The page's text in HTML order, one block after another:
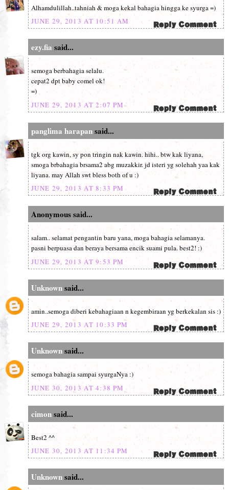
Alhamdulillah..tahniah & moga kekal bahagia hingga ke syurga =)
JUNE 29, 2013 AT 10:51 AM
ezy.fia said...
semoga berbahagia selalu.
cepat2 dpt baby comel ok!
=)
JUNE 29, 2013 AT 2:07 PM
panglima harapansaid...
tgk org kawin, sy pon tringin nak kawin. hihi.. btw kak liyana,
smoga brbahagia brsama2 abg muzakkir. jd isteri yg solehah yaa kak
liyana. may Allah swt bless both of u :)
JUNE 29, 2013 AT 8:33 PM
Anonymous said...
salam.. selamat pengantin baru yana, moga bahagia selamanya.
pasni berpuasa dan beraya bersama encik suami pula. best2! :)
JUNE 29, 2013 AT 9:53 PM
Unknownsaid...
amin..semoga diberi kebahagiaan n kegembiraan yg berkekalan sis :)
JUNE 29, 2013 AT 10:33 PM
Unknownsaid...
semoga bahagia sampai syurgaNya :)
JUNE 30, 2013 AT 4:38 PM
cimonsaid...
Best2 ^^
JUNE 30, 2013 AT 11:34 PM
Unknownsaid...